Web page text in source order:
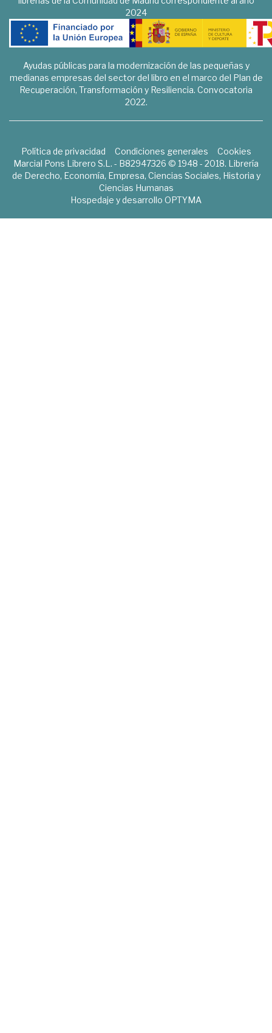
2024
Ayudas públicas para la modernización de las pequeñas y
medianas empresas del sector del libro en el marco del Plan de
Recuperación, Transformación y Resiliencia. Convocatoria
2022.
Política de privacidad Condiciones generales
Cookies
Marcial Pons Librero S.L. - B82947326 © 1948 - 2018. Librería
de Derecho, Economía, Empresa, Ciencias Sociales, Historia y
Ciencias Humanas
Hospedaje y desarrollo OPTYMA